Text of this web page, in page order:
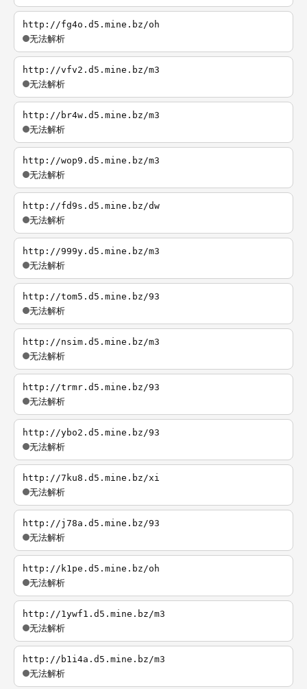
http://fg4o.d5.mine.bz/oh
无法解析
http://vfv2.d5.mine.bz/m3
无法解析
http://br4w.d5.mine.bz/m3
无法解析
http://wop9.d5.mine.bz/m3
无法解析
http://fd9s.d5.mine.bz/dw
无法解析
http://999y.d5.mine.bz/m3
无法解析
http://tom5.d5.mine.bz/93
无法解析
http://nsim.d5.mine.bz/m3
无法解析
http://trmr.d5.mine.bz/93
无法解析
http://ybo2.d5.mine.bz/93
无法解析
http://7ku8.d5.mine.bz/xi
无法解析
http://j78a.d5.mine.bz/93
无法解析
http://k1pe.d5.mine.bz/oh
无法解析
http://1ywf1.d5.mine.bz/m3
无法解析
http://b1i4a.d5.mine.bz/m3
无法解析